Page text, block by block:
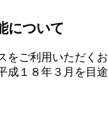
について
ご利用いただく
成１８年３月を目